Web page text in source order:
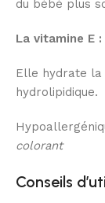
du bébé plus
La vitamine E :
Elle hydrate
hydrolipidique.
colorant
Conseils